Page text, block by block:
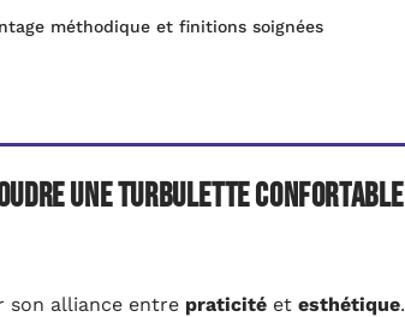
méthodique et finitions soignées
une turbulette confortable
son alliance entre praticité et esthétique.